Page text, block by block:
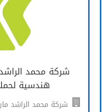
هندسية
شركة محمد الراشد